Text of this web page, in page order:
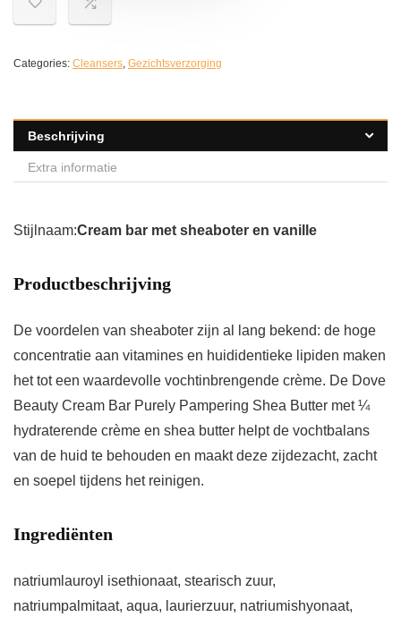
Categories: Cleansers, Gezichtsverzorging
Beschrijving
Extra informatie
Stijlnaam:Cream bar met sheaboter en vanille
Productbeschrijving
De voordelen van sheaboter zijn al lang bekend: de hoge
concentratie aan vitamines en huididentieke lipiden maken
het tot een waardevolle vochtinbrengende crème. De Dove
Beauty Cream Bar Purely Pampering Shea Butter met ¼
hydraterende crème en shea butter helpt de vochtbalans
van de huid te behouden en maakt deze zijdezacht, zacht
en soepel tijdens het reinigen.
Ingrediënten
natriumlauroyl isethionaat, stearisch zuur,
natriumpalmitaat, aqua, laurierzuur, natriumishyonaat,